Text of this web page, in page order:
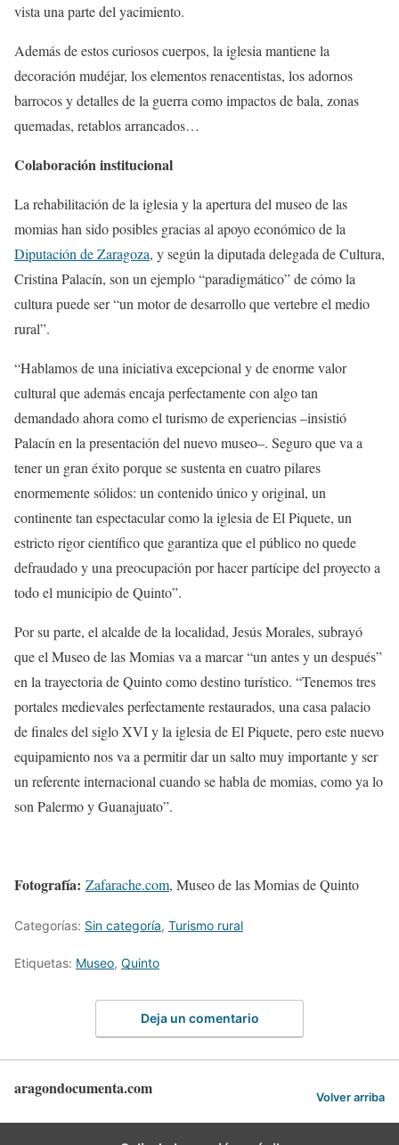
vista una parte del yacimiento.
Además de estos curiosos cuerpos, la iglesia mantiene la
decoración mudéjar, los elementos renacentistas, los adornos
barrocos y detalles de la guerra como impactos de bala, zonas
quemadas, retablos arrancados…
Colaboración institucional
La rehabilitación de la iglesia y la apertura del museo de las
momias han sido posibles gracias al apoyo económico de la
Diputación de Zaragoza, y según la diputada delegada de Cultura,
Cristina Palacín, son un ejemplo “paradigmático” de cómo la
cultura puede ser “un motor de desarrollo que vertebre el medio
rural”.
“Hablamos de una iniciativa excepcional y de enorme valor
cultural que además encaja perfectamente con algo tan
demandado ahora como el turismo de experiencias –insistió
Palacín en la presentación del nuevo museo–. Seguro que va a
tener un gran éxito porque se sustenta en cuatro pilares
enormemente sólidos: un contenido único y original, un
continente tan espectacular como la iglesia de El Piquete, un
estricto rigor científico que garantiza que el público no quede
defraudado y una preocupación por hacer partícipe del proyecto a
todo el municipio de Quinto”.
Por su parte, el alcalde de la localidad, Jesús Morales, subrayó
que el Museo de las Momias va a marcar “un antes y un después”
en la trayectoria de Quinto como destino turístico. “Tenemos tres
portales medievales perfectamente restaurados, una casa palacio
de finales del siglo XVI y la iglesia de El Piquete, pero este nuevo
equipamiento nos va a permitir dar un salto muy importante y ser
un referente internacional cuando se habla de momias, como ya lo
son Palermo y Guanajuato”.
Fotografía: Zafarache.com, Museo de las Momias de Quinto
Categorías: Sin categoría, Turismo rural
Etiquetas: Museo, Quinto
Deja un comentario
aragondocumenta.com Volver arriba